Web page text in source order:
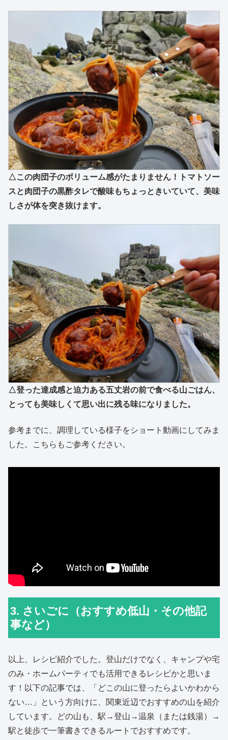
△この肉団子のボリューム感がたまりません！トマトソー
スと肉団子の黒酢タレで酸味もちょっときいていて、美味
しさが体を突き抜けます。
△登った達成感と迫力ある五丈岩の前で食べる山ごはん、
とっても美味しくて思い出に残る味になりました。
参考までに、調理している様子をショート動画にしてみま
した。こちらもご参考ください。
3. さいごに（おすすめ低山・その他記
事など）
以上、レシピ紹介でした。登山だけでなく、キャンプや宅
のみ・ホームパーティでも活用できるレシピかと思いま
す！以下の記事では、「どこの山に登ったらよいかわから
ない…」という方向けに、関東近辺でおすすめの山を紹介
しています。どの山も、駅→登山→温泉（または銭湯）→
駅と徒歩で一筆書きできるルートでおすすめです。